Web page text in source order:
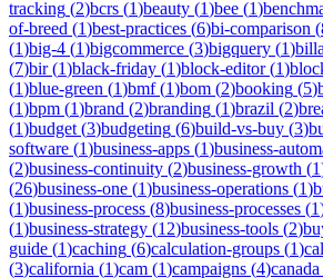
tracking (2)bcrs (1)beauty (1)bee (1)
of-breed (1)best-practices (6)bi-comparison (
(1)big-4 (1)bigcommerce (3)bigquery (1)
(7)bir(1)black-friday (1)block-editor(1)
(1)blue-green (1)bmf(1)bom (2)booking (5)
(1)bpm (1)brand (2)branding (1)brazil (2)
(1)budget (3)budgeting (6)build-vs-buy (3)
software (1)business-apps (1)business-
(2)business-continuity (2)business-growth (1
(26)business-one (1)business-operations (1)
(1)business-process (8)business-processes (1
(1)business-strategy (12)business-tools (2)
guide (1)caching (6)calculation-groups (1)
(3)california (1)cam (1)campaigns (4)canada